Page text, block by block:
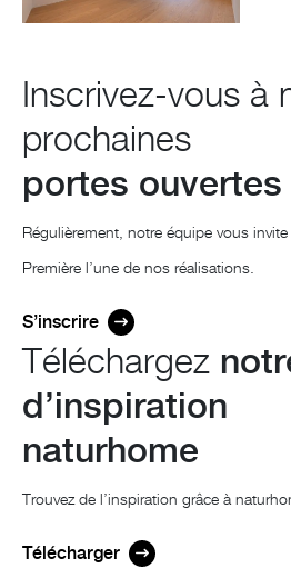
Inscrivez-vous à
prochaines
portes ouvertes
Régulièrement, notre équipe vous
Première l’une de nos réalisations.
S’inscrire
Téléchargez
d’inspiration
naturhome
Trouvez de l’inspiration grâce à
Télécharger